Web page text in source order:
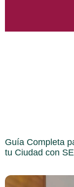
Guía Completa
tu Ciudad con